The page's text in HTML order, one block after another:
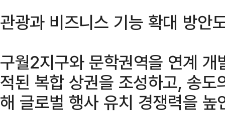
관광과 비즈니스 기능 확대 방안
구월2지구와 문학권역을 연계 개
적된 복합 상권을 조성하고, 송도
해 글로벌 행사 유치 경쟁력을 높